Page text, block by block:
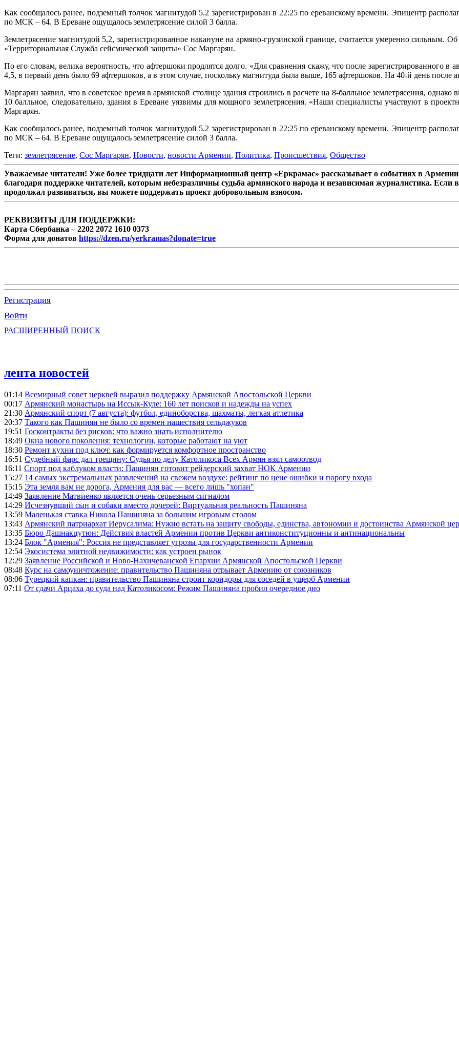
Как сообщалось ранее, подземный толчок магнитудой 5.2 зарегистрирован в 22:25 по ереванскому времени. Эпицентр
по МСК – 64. В Ереване ощущалось землетрясение силой 3 балла.
Землетрясение магнитудой 5,2, зарегистрированное накануне на армяно-грузинской границе, считается умеренно сильным.
«Территориальная Служба сейсмической защиты» Сос Маргарян.
По его словам, велика вероятность, что афтершоки продлятся долго. «Для сравнения скажу, что после зарегистрированного в
4,5, в первый день было 69 афтершоков, а в этом случае, поскольку магнитуда была выше, 165 афтершоков. На 40-й день после
Маргарян заявил, что в советское время в армянской столице здания строились в расчете на 8-балльное землетрясения,
10 балльное, следовательно, здания в Ереване уязвимы для мощного землетрясения. «Наши специалисты участвуют в
Маргарян.
Как сообщалось ранее, подземный толчок магнитудой 5.2 зарегистрирован в 22:25 по ереванскому времени. Эпицентр
по МСК – 64. В Ереване ощущалось землетрясение силой 3 балла.
Теги: землетрясение, Сос Маргарян, Новости, новости Армении, Политика, Происшествия, Общество
Уважаемые читатели! Уже более тридцати лет Информационный центр «Еркрамас» рассказывает о событиях в
благодаря поддержке читателей, которым небезразличны судьба армянского народа и независимая журналистика.
продолжал развиваться, вы можете поддержать проект добровольным взносом.
РЕКВИЗИТЫ ДЛЯ ПОДДЕРЖКИ:
Карта Сбербанка – 2202 2072 1610 0373
Форма для донатов https://dzen.ru/yerkramas?donate=true
Регистрация
Войти
РАСШИРЕННЫЙ ПОИСК
лента новостей
01:14 Всемирный совет церквей выразил поддержку Армянской Апостольской Церкви
00:17 Армянский монастырь на Иссык-Куле: 160 лет поисков и надежды на успех
21:30 Армянский спорт (7 августа): футбол, единоборства, шахматы, легкая атлетика
20:37 Такого как Пашинян не было со времен нашествия сельджуков
19:51 Госконтракты без рисков: что важно знать исполнителю
18:49 Окна нового поколения: технологии, которые работают на уют
18:30 Ремонт кухни под ключ: как формируется комфортное пространство
16:51 Судебный фарс дал трещину: Судья по делу Католикоса Всех Армян взял самоотвод
16:11 Спорт под каблуком власти: Пашинян готовит рейдерский захват НОК Армении
15:27 14 самых экстремальных развлечений на свежем воздухе: рейтинг по цене ошибки и порогу входа
15:15 Эта земля вам не дорога, Армения для вас — всего лишь "хопан"
14:49 Заявление Матвиенко является очень серьезным сигналом
14:29 Исчезнувший сын и собаки вместо дочерей: Виртуальная реальность Пашиняна
13:59 Маленькая ставка Никола Пашиняна за большим игровым столом
13:43 Армянский патриархат Иерусалима: Нужно встать на защиту свободы, единства, автономии и достоинства Армянской
13:35 Бюро Дашнакцутюн: Действия властей Армении против Церкви антиконституционны и антинациональны
13:24 Блок "Армения": Россия не представляет угрозы для государственности Армении
12:54 Экосистема элитной недвижимости: как устроен рынок
12:29 Заявление Российской и Ново-Нахичеванской Епархии Армянской Апостольской Церкви
08:48 Курс на самоуничтожение: правительство Пашиняна отрывает Армению от союзников
08:06 Турецкий капкан: правительство Пашиняна строит коридоры для соседей в ущерб Армении
07:11 От сдачи Арцаха до суда над Католикосом: Режим Пашиняна пробил очередное дно